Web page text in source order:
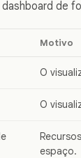
de
Motivo
O
O
espaço.